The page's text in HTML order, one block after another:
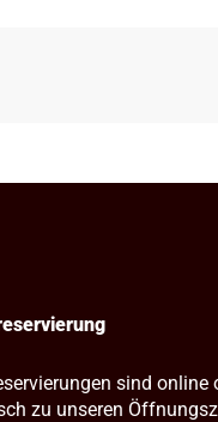
sind online
zu unseren